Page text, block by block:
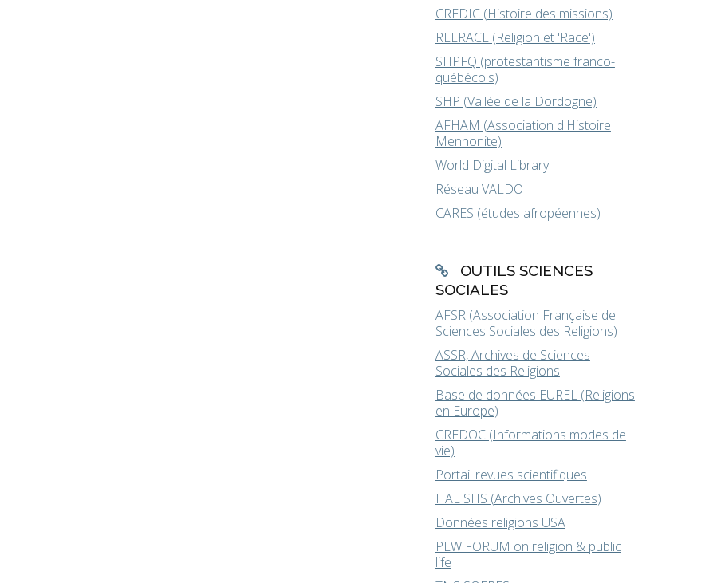
CREDIC (Histoire des missions)
RELRACE (Religion et 'Race')
SHPFQ (protestantisme franco-
québécois)
SHP (Vallée de la Dordogne)
AFHAM (Association d'Histoire
Mennonite)
World Digital Library
Réseau VALDO
CARES (études afropéennes)
OUTILS SCIENCES
SOCIALES
AFSR (Association Française de
Sciences Sociales des Religions)
ASSR, Archives de Sciences
Sociales des Religions
Base de données EUREL (Religions
en Europe)
CREDOC (Informations modes de
vie)
Portail revues scientifiques
HAL SHS (Archives Ouvertes)
Données religions USA
PEW FORUM on religion & public
life